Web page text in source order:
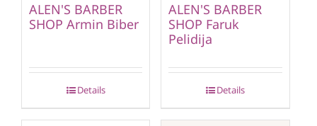
ALEN'S BARBER
SHOP Armin Biber
Details
ALEN'S BARBER
SHOP Faruk
Pelidija
Details